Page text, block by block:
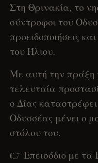
Στη Θρινακία, το
σύντροφοι του
προειδοποιήσεις
του Ήλιου.
Με αυτή την πράξη
τελευταία
ο Δίας
Οδυσσέας μένει ο
στόλου του.
👉 Επεισόδιο με τα